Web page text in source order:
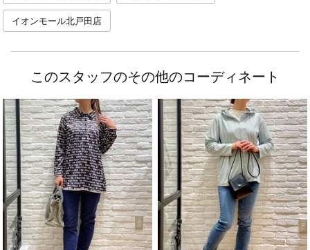
イオンモール北戸田店
このスタッフのその他のコーディネート